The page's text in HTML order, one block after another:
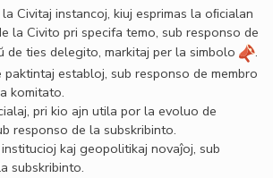
Civitaj instancoj, kiuj esprimas la oﬁcialan
la Civito pri specifa temo, sub responso de
de ties delegito, markitaj per la simbolo
.
paktintaj establoj, sub responso de membro
komitato.
pri kio ajn utila por la evoluo de
responso de la subskribinto.
kaj geopolitikaj novaĵoj, sub
subskribinto.